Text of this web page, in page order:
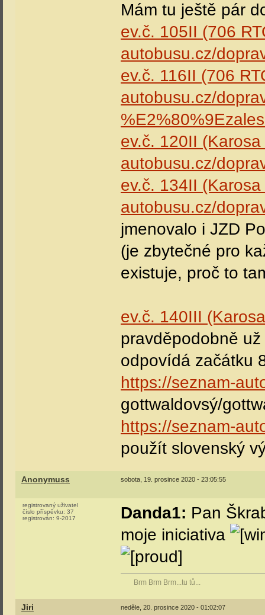
Mám tu ještě pár
ev.č. 105II (706
autobusu.cz/
ev.č. 116II (706
autobusu.cz/
ev.č. 120II
autobusu.cz/
ev.č. 134II
autobusu.cz/
jmenovalo i JZD
(je zbytečné pro
existuje, proč to
ev.č. 140III
pravděpodobně
odpovídá začátku
https://seznam-
gottwaldovsý/
https://seznam-
použít slovenský
Anonymuss sobota, 19. prosince 2020 - 23:05:55
registrovaný uživatel
číslo příspěvku: 37
registrován: 9-2017 Danda1: Pan
moje iniciativa
Brm Brm Brm...tu tů...
Jiri neděle, 20. prosince 2020 - 01:02:07